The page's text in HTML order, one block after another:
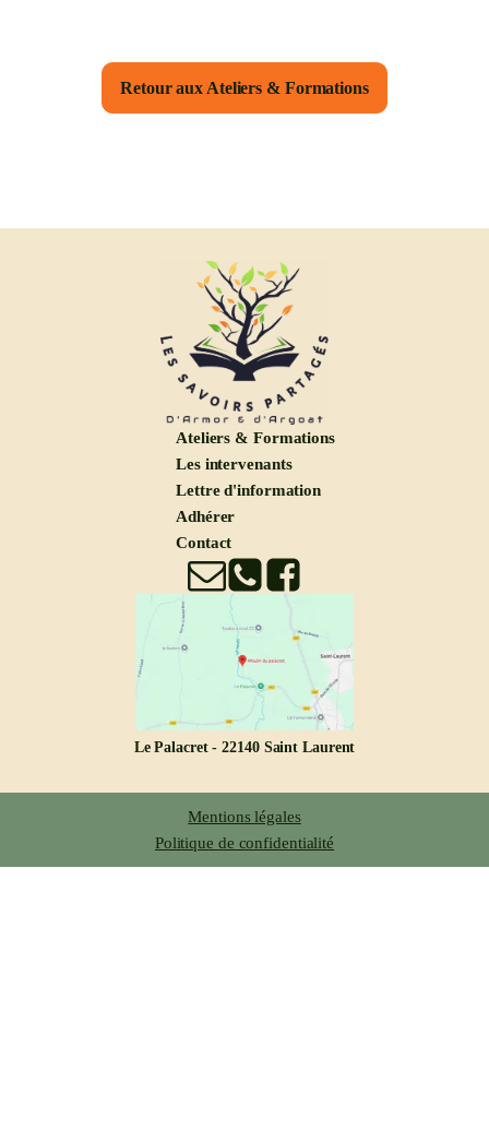
Retour aux Ateliers & Formations
Ateliers & Formations
Les intervenants
Lettre d'information
Adhérer
Contact
Le Palacret - 22140 Saint Laurent
Mentions légales
Politique de confidentialité